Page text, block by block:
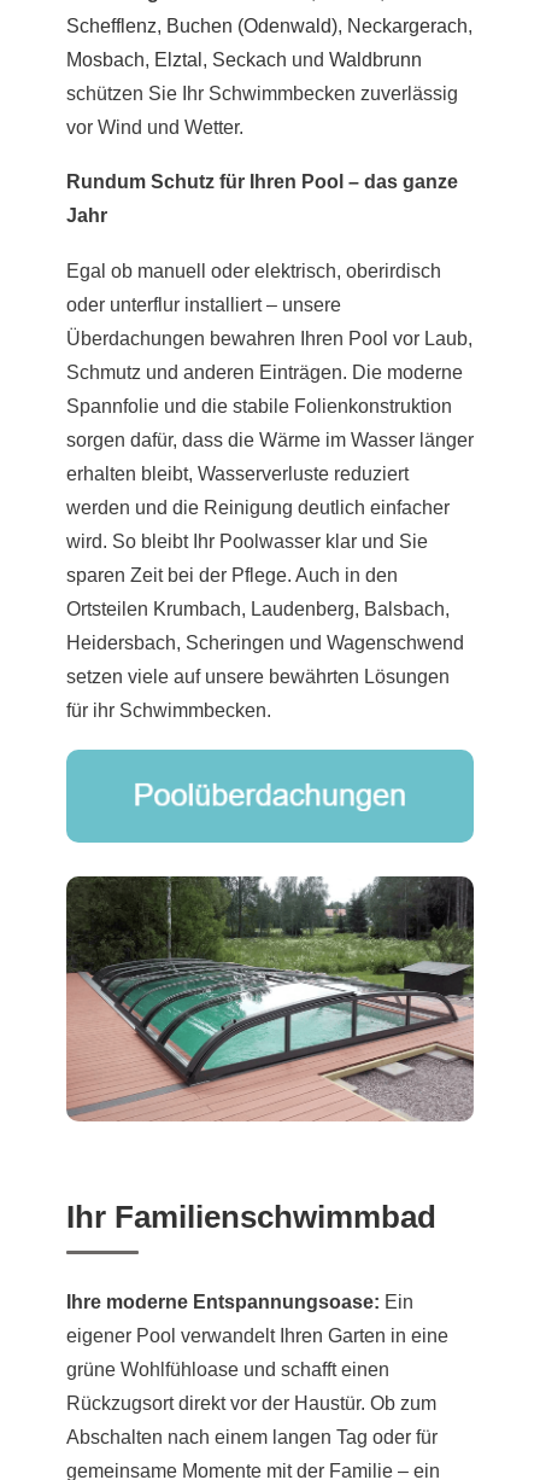
Schefflenz, Buchen (Odenwald), Neckargerach,
Mosbach, Elztal , Seckach und Waldbrunn
schützen Sie Ihr Schwimmbecken zuverlässig
vor Wind und Wetter.
Rundum Schutz für Ihren Pool – das ganze
Jahr
Egal ob manuell oder elektrisch, oberirdisch
oder unterflur installiert – unsere
Überdachungen bewahren Ihren Pool vor Laub,
Schmutz und anderen Einträgen. Die moderne
Spannfolie und die stabile Folienkonstruktion
sorgen dafür, dass die Wärme im Wasser länger
erhalten bleibt, Wasserverluste reduziert
werden und die Reinigung deutlich einfacher
wird. So bleibt Ihr Poolwasser klar und Sie
sparen Zeit bei der Pflege. Auch in den
Ortsteilen Krumbach, Laudenberg, Balsbach,
Heidersbach, Scheringen und Wagenschwend
setzen viele auf unsere bewährten Lösungen
für ihr Schwimmbecken.
Ihr Familienschwimmbad
Ihre moderne Entspannungsoase: Ein
eigener Pool verwandelt Ihren Garten in eine
grüne Wohlfühloase und schafft einen
Rückzugsort direkt vor der Haustür. Ob zum
Abschalten nach einem langen Tag oder für
gemeinsame Momente mit der Familie – ein